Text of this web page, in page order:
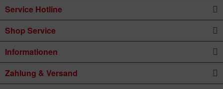
Service Hotline
Shop Service
Informationen
Zahlung & Versand